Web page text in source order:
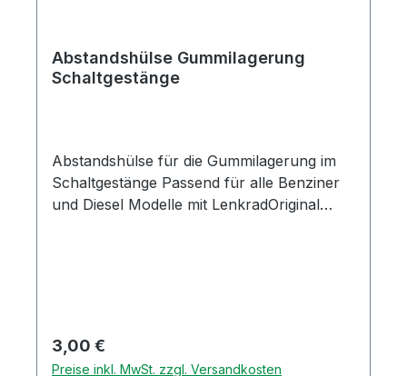
Abstandshülse Gummilagerung
Schaltgestänge
Abstandshülse für die Gummilagerung im
Schaltgestänge Passend für alle Benziner
und Diesel Modelle mit LenkradOriginal
Regulärer Preis:
3,00 €
Preise inkl. MwSt. zzgl. Versandkosten